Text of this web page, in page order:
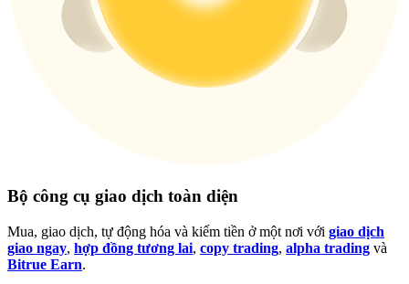
Đăng nhập
Đăng ký
Đăng nhập Đăng ký
Bộ công cụ giao dịch toàn diện
Mua, giao dịch, tự động hóa và kiếm tiền ở một nơi với giao dịch
giao ngay, hợp đồng tương lai, copy trading, alpha trading và
Bitrue Earn.